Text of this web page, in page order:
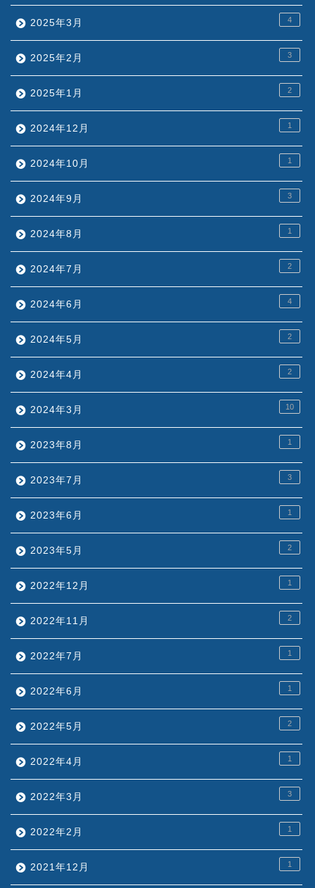
2025年3月 4
2025年2月 3
2025年1月 2
2024年12月 1
2024年10月 1
2024年9月 3
2024年8月 1
2024年7月 2
2024年6月 4
2024年5月 2
2024年4月 2
2024年3月 10
2023年8月 1
2023年7月 3
2023年6月 1
2023年5月 2
2022年12月 1
2022年11月 2
2022年7月 1
2022年6月 1
2022年5月 2
2022年4月 1
2022年3月 3
2022年2月 1
2021年12月 1